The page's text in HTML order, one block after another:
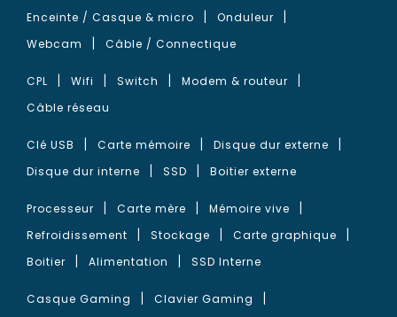
Enceinte / Casque & micro
Onduleur
Webcam
Câble / Connectique
CPL Wifi Switch
Modem & routeur
Câble réseau
Clé USB Carte mémoire
Disque dur externe
Disque dur interne
SSD Boitier externe
Processeur Carte mère
Mémoire vive
Refroidissement
Stockage
Carte graphique
Boitier
Alimentation SSD Interne
Casque Gaming
Clavier Gaming